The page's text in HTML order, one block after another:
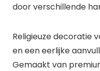
door verschillende
Religieuze decoratie
en een eerlijke
Gemaakt van